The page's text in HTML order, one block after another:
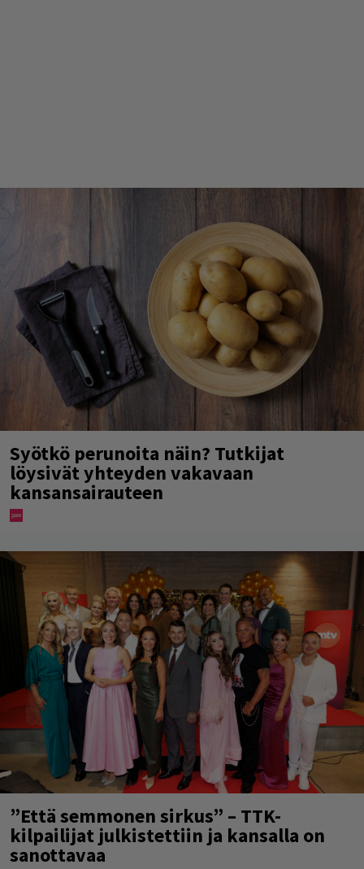
Syötkö perunoita näin? Tutkijat
löysivät yhteyden vakavaan
kansansairauteen
”Että semmonen sirkus” – TTK-
kilpailijat julkistettiin ja kansalla on
sanottavaa